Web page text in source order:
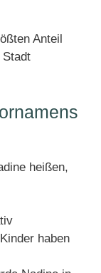
Anteil
Stadt
heißen,
haben